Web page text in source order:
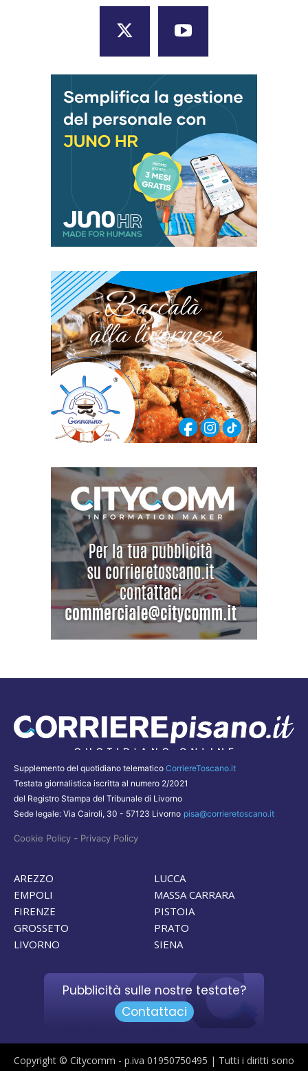
Supplemento del quotidiano telematico CorriereToscano.it
Testata giornalistica iscritta al numero 2/2021
del Registro Stampa del Tribunale di Livorno
Sede legale: Via Cairoli, 30 - 57123 Livorno pisa@corrieretoscano.it
Cookie Policy - Privacy Policy
AREZZO
EMPOLI
FIRENZE
GROSSETO
LIVORNO
LUCCA
MASSA CARRARA
PISTOIA
PRATO
SIENA
Pubblicità sulle nostre testate?
Contattaci
Copyright © Citycomm - p.iva 01950750495 | Tutti i diritti sono